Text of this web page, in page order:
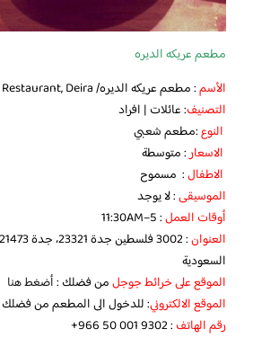
مطعم عريكه الديره
الأسم: مطعم عريكه الديره/ Arica Restaurant, Deira
التصنيف: عائلات | افراد
النوع:مطعم شعبي
الاسعار: متوسطة
الاطفال: مسموح
الموسيقى: لا يوجد
أوقات العمل: 5–11:30AM
العنوان
السعودية
الموقع على خرائط جوجلمن فضلك :أضغط هنا
الموقع الالكتروني: للدخول الى المطعم من فضلك
رقم الهاتف: ‏‪+966 50 001 9302‬‏